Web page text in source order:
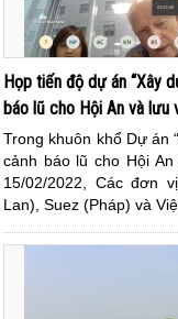
Họp tiến độ dự án “Xây
báo lũ cho Hội An và lưu
Trong khuôn khổ Dự án
cảnh báo lũ cho Hội
15/02/2022, Các đơn
Lan), Suez (Pháp) và